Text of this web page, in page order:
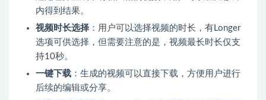
内得到结果。
视频时长选择 ：用户可以选择视频的时长，有Longer
选项可供选择，但需要注意的是，视频最长时长仅支
持10秒。
一键下载 ：生成的视频可以直接下载，方便用户进行
后续的编辑或分享。